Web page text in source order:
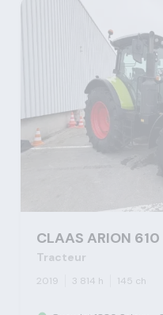
CLAAS ARION 610
Tracteur
2019 3 814 h 145 ch